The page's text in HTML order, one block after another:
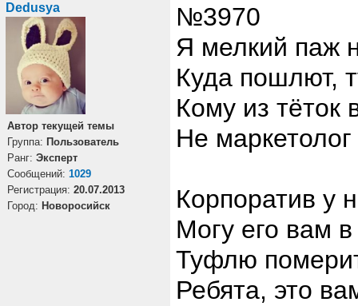
Dedusya
Автор текущей темы
Группа: Пользователь
Ранг: Эксперт
Cообщений: 1029
Регистрация: 20.07.2013
Город: Новоросийск
№3970
Я мелкий паж
Куда пошлют,
Кому из тёток
Не
Корпоратив у
Могу его вам в
Туфлю
Ребята, это